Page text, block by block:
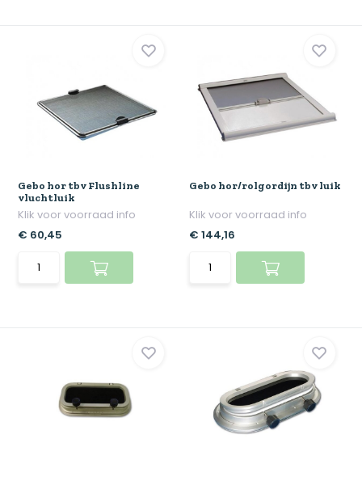
Gebo hor tbv Flushline
vluchtluik
Klik voor voorraad info
€ 60,45
Gebo hor/rolgordijn tbv luik
Klik voor voorraad info
€ 144,16